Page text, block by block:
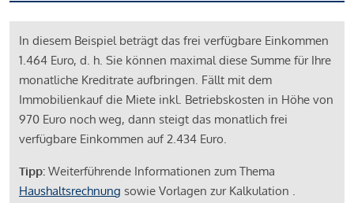
In diesem Beispiel beträgt das frei verfügbare Einkommen
1.464 Euro, d. h. Sie können maximal diese Summe für Ihre
monatliche Kreditrate aufbringen. Fällt mit dem
Immobilienkauf die Miete inkl. Betriebskosten in Höhe von
970 Euro noch weg, dann steigt das monatlich frei
verfügbare Einkommen auf 2.434 Euro.
Tipp: Weiterführende Informationen zum Thema
Haushaltsrechnung sowie Vorlagen zur Kalkulation .